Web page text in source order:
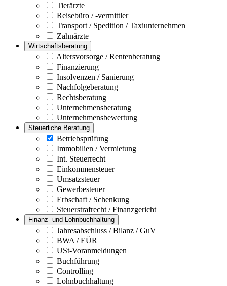
Tierärzte
Reisebüro / -vermittler
Transport / Spedition / Taxiunternehmen
Zahnärzte
Wirtschaftsberatung
Altersvorsorge / Rentenberatung
Finanzierung
Insolvenzen / Sanierung
Nachfolgeberatung
Rechtsberatung
Unternehmensberatung
Unternehmensbewertung
Steuerliche Beratung
Betriebsprüfung
Immobilien / Vermietung
Int. Steuerrecht
Einkommensteuer
Umsatzsteuer
Gewerbesteuer
Erbschaft / Schenkung
Steuerstrafrecht / Finanzgericht
Finanz- und Lohnbuchhaltung
Jahresabschluss / Bilanz / GuV
BWA / EÜR
USt-Voranmeldungen
Buchführung
Controlling
Lohnbuchhaltung